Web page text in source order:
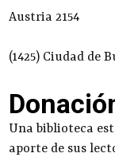
Austria 2154
(1425) Ciudad de
Una biblioteca
aporte de sus